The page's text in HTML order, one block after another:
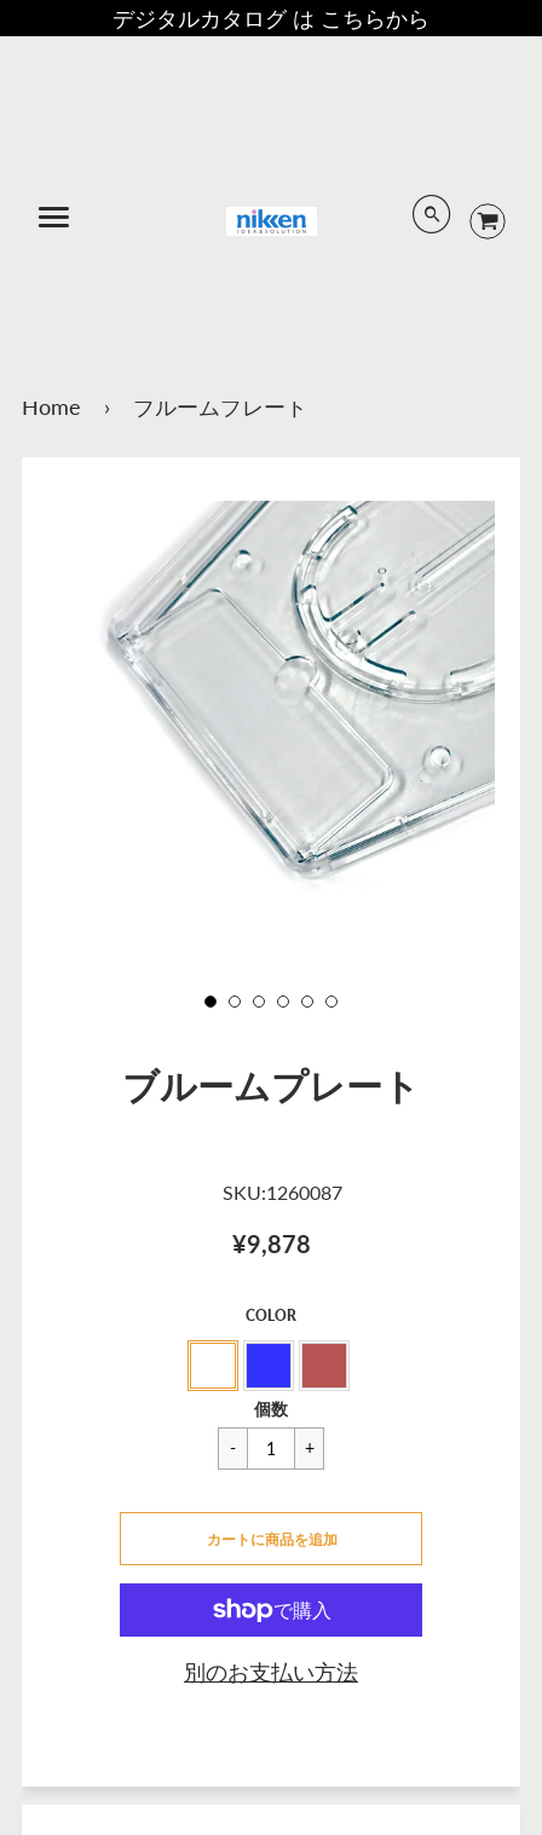
デジタルカタログ は こちらから
Home › ブルームプレート
ブルームプレート
SKU:1260087
¥9,878
セ
ー
価
格
COLOR
一
般
価
¥10,769
個数
カートに商品を追加
別のお支払い方法